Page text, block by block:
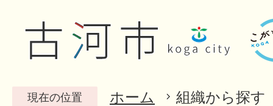
現在の位置 ホーム 組織から探す